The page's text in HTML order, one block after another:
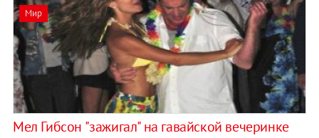
Мир
Мел Гибсон "зажигал" на гавайской вечеринке